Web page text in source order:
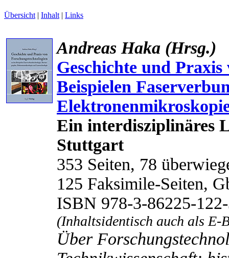
Übersicht | Inhalt | Links
Andreas Haka (Hrsg.)
Geschichte und
Beispielen
Ein interdisziplinäres
Stuttgart
353 Seiten, 78
125 Faksimile-Seiten,
ISBN 978-3-86225-
(Inhaltsidentisch auch als E-
Über